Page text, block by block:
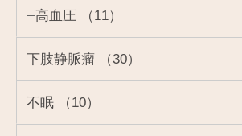
高血圧 （11）
下肢静脈瘤 （30）
不眠 （10）